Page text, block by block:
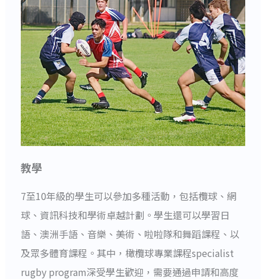
教學
7至10年級的學生可以參加多種活動，包括欖球、網
球、資訊科技和學術卓越計劃。學生還可以學習日
語、澳洲手語、音樂、美術、啦啦隊和舞蹈課程、以
及眾多體育課程。其中，橄欖球專業課程specialist
rugby program深受學生歡迎，需要通過申請和高度